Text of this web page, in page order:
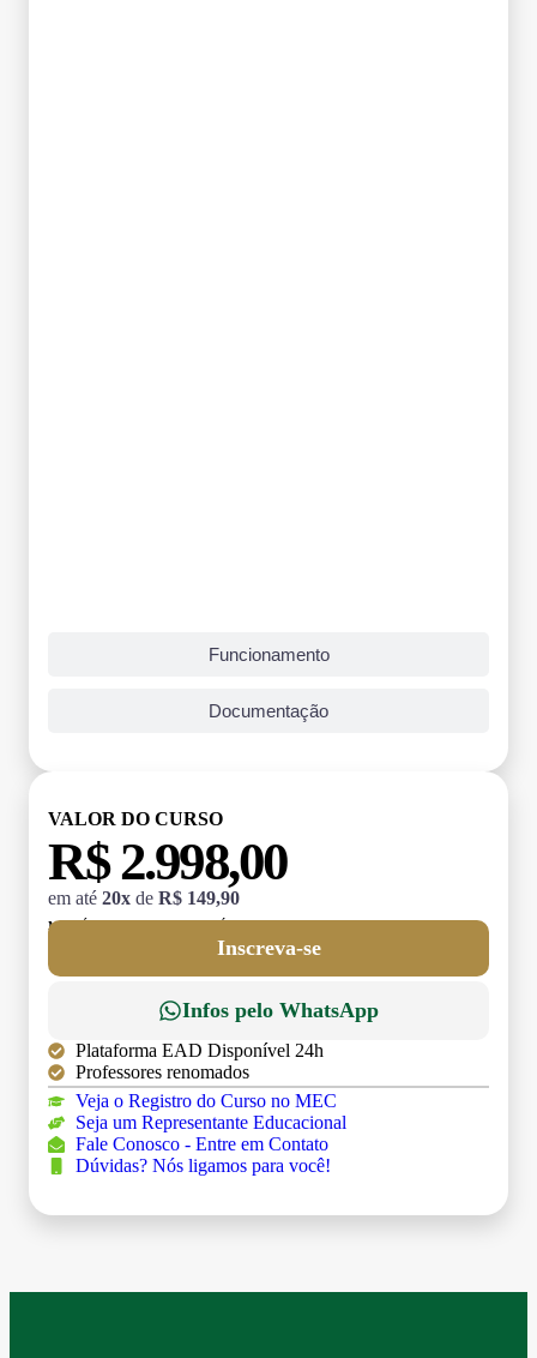
Funcionamento
Documentação
VALOR DO CURSO
R$ 2.998,00
em até 20x de R$ 149,90
MATRÍCULA:
Inscreva-se
Infos pelo WhatsApp
Plataforma EAD Disponível 24h
Professores renomados
Veja o Registro do Curso no MEC
Seja um Representante Educacional
Fale Conosco - Entre em Contato
Dúvidas? Nós ligamos para você!